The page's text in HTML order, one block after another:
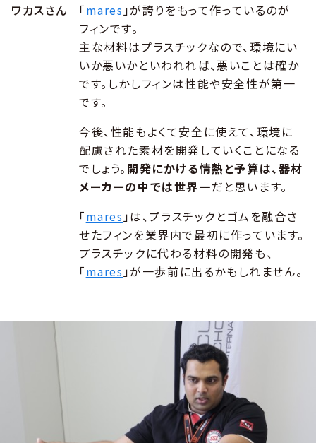
ワカスさん 「mares 」が誇りをもって作っているのが
フィンです。
主な材料はプラスチックなので、環境にい
いか悪いかといわれれば、悪いことは確か
です。しかしフィンは性能や安全性が第一
です。
今後、性能もよくて安全に使えて、環境に
配慮された素材を開発していくことになる
でしょう。 開発にかける情熱と予算は、器材
メーカーの中では世界一だと思います。
「mares 」は、プラスチックとゴムを融合さ
せたフィンを業界内で最初に作っています。
プラスチックに代わる材料の開発も、
「mares 」が一歩前に出るかもしれません。